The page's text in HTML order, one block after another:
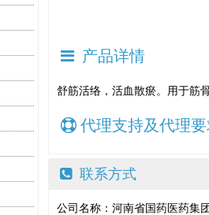
产品详情
舒筋活络，活血散瘀。用于筋
代理支持及代理
联系方式
公司名称：河南省国药医药集